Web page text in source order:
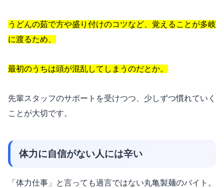
うどんの茹で方や盛り付けのコツなど、覚えることが多岐
に渡るため、
最初のうちは頭が混乱してしまうのだとか。
先輩スタッフのサポートを受けつつ、少しずつ慣れていく
ことが大切です。
体力に自信がない人には辛い
「体力仕事」と言っても過言ではない丸亀製麺のバイト。